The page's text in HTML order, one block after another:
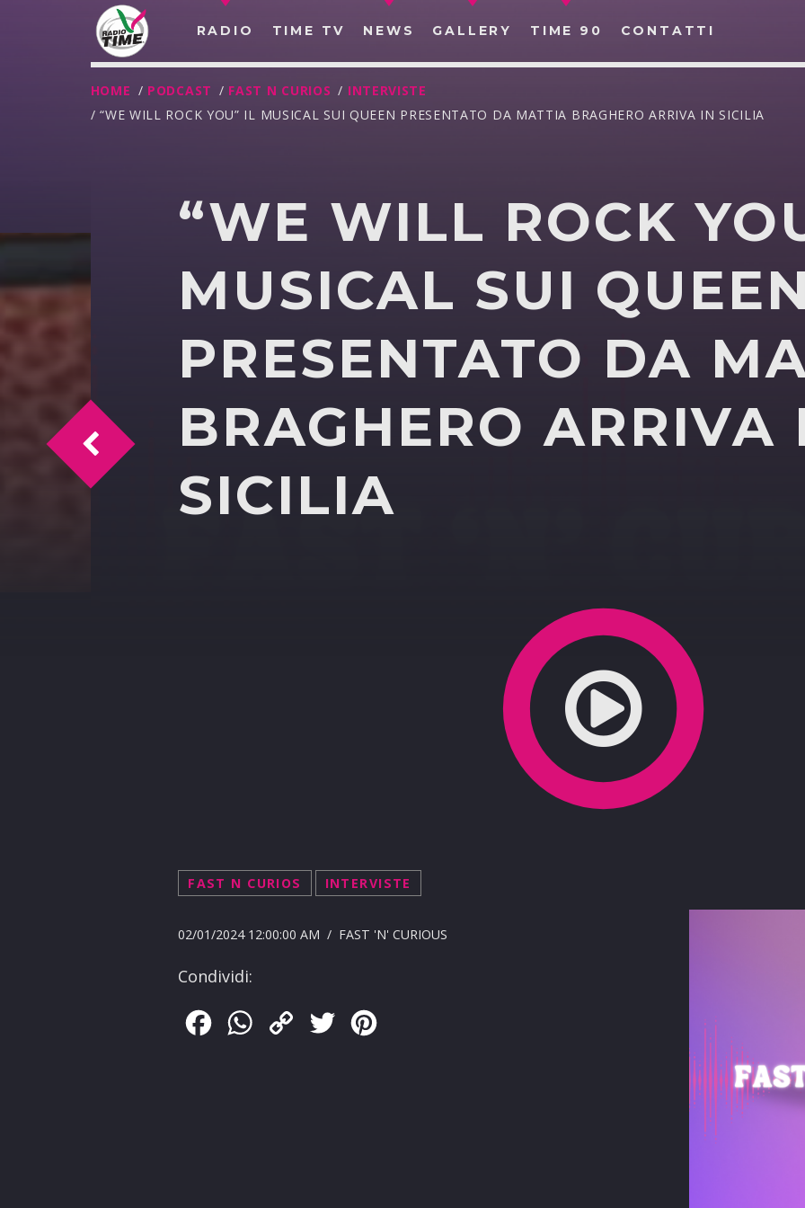
RADIO TIME TV NEWS GALLERY TIME 90 CONTATTI
CERCA NEL SITO WEB:
HOME / PODCAST / FAST N CURIOS / INTERVISTE
/ “WE WILL ROCK YOU” IL MUSICAL SUI QUEEN PRESENTATO DA MATTIA BRAGHERO ARRIVA IN SICILIA
“WE WILL ROCK
MUSICAL SUI QUEEN
PRESENTATO DA
BRAGHERO ARRIVA
SICILIA
FAST N CURIOS INTERVISTE
02/01/2024 12:00:00 AM / FAST 'N' CURIOUS
Condividi:
FacebookWhatsApp
Copy
Twitter
Sport News: Le notizie sportive del 2 gennaio